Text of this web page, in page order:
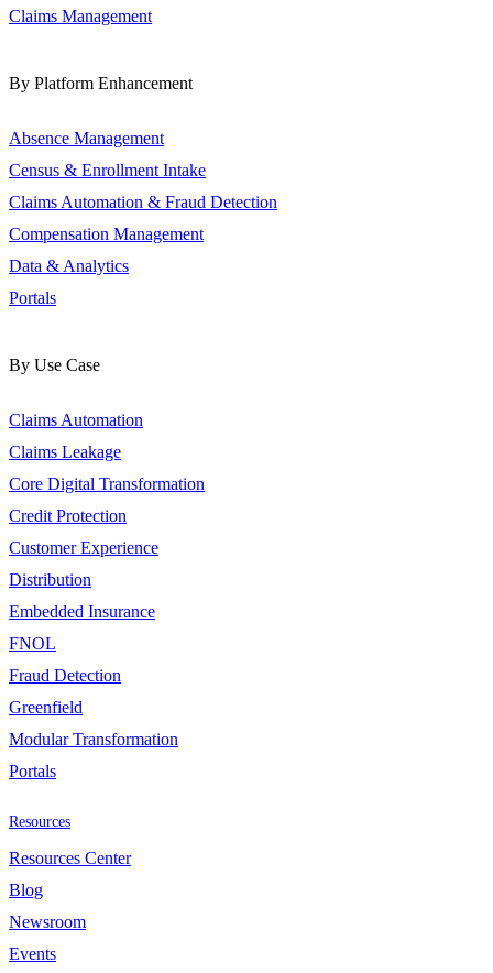
Claims Management
By Platform Enhancement
Absence Management
Census & Enrollment Intake
Claims Automation & Fraud Detection
Compensation Management
Data & Analytics
Portals
By Use Case
Claims Automation
Claims Leakage
Core Digital Transformation
Credit Protection
Customer Experience
Distribution
Embedded Insurance
FNOL
Fraud Detection
Greenfield
Modular Transformation
Portals
Resources
Resources Center
Blog
Newsroom
Events